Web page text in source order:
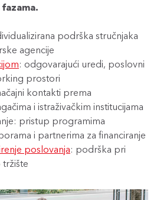
podrška stručnjaka
agencije
: odgovarajući uredi, poslovni
prostori
kontakti prema
i istraživačkim institucijama
pristup programima
i partnerima za financiranje
poslovanja: podrška pri
tržište